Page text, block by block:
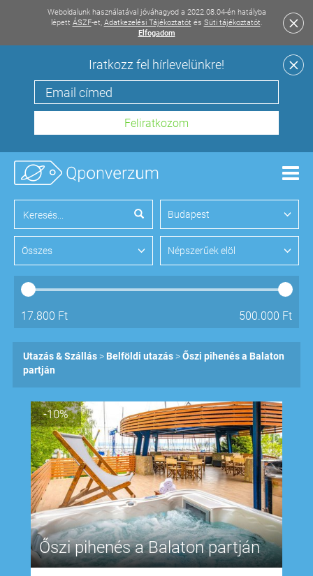
Weboldalunk használatával jóváhagyod a 2022.08.04-én hatályba
lépett ÁSZF-et, Adatkezelési Tájékoztatót és Süti tájékoztatót.
Elfogadom
Iratkozz fel hírlevelünkre!
Budapest
Összes Népszerűek elöl
17.800 Ft 500.000 Ft
Utazás & Szállás Belföldi utazás
Őszi pihenés a Balaton
partján
-10%
Őszi pihenés a Balaton partján